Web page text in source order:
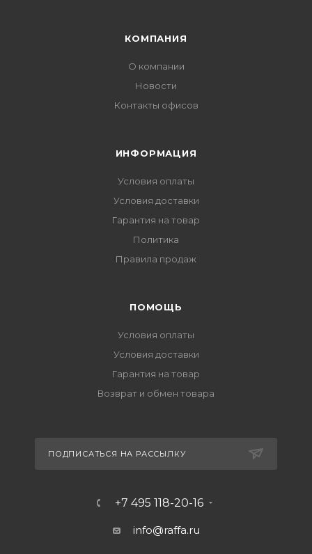
КОМПАНИЯ
О компании
Новости
Контакты офисов
ИНФОРМАЦИЯ
Условия оплаты
Условия доставки
Гарантия на товар
Политика
Правила продаж
ПОМОЩЬ
Условия оплаты
Условия доставки
Гарантия на товар
Возврат и обмен товара
ПОДПИСАТЬСЯ НА РАССЫЛКУ
+7 495 118-20-16
info@raffa.ru